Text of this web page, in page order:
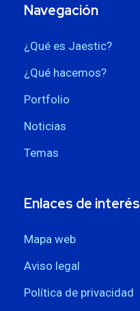
Navegación
¿Qué es Jaestic?
¿Qué hacemos?
Portfolio
Noticias
Temas
Enlaces de interés
Mapa web
Aviso legal
Política de privacidad